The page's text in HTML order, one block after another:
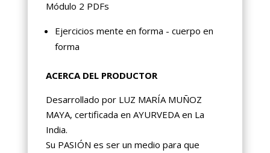
Módulo 2 PDFs
Ejercicios mente en forma - cuerpo en
forma
ACERCA DEL PRODUCTOR
Desarrollado por LUZ MARÍA MUÑOZ
MAYA, certificada en AYURVEDA en La
India.
Su PASIÓN es ser un medio para que